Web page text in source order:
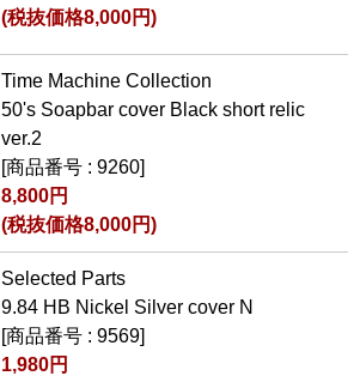
(税抜価格8,000円)
Time Machine Collection
50's Soapbar cover Black short relic
ver.2
[商品番号 : 9260]
8,800円
(税抜価格8,000円)
Selected Parts
9.84 HB Nickel Silver cover N
[商品番号 : 9569]
1,980円